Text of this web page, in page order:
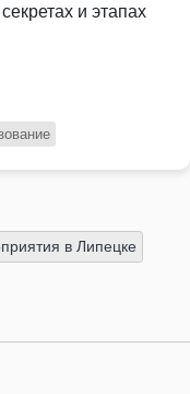
и этапах
в Липецке